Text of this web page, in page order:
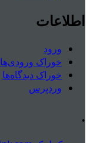
اطلاعات
ورود
خوراک ورودی‌ها
خوراک دیدگاه‌ها
وردپرس
.